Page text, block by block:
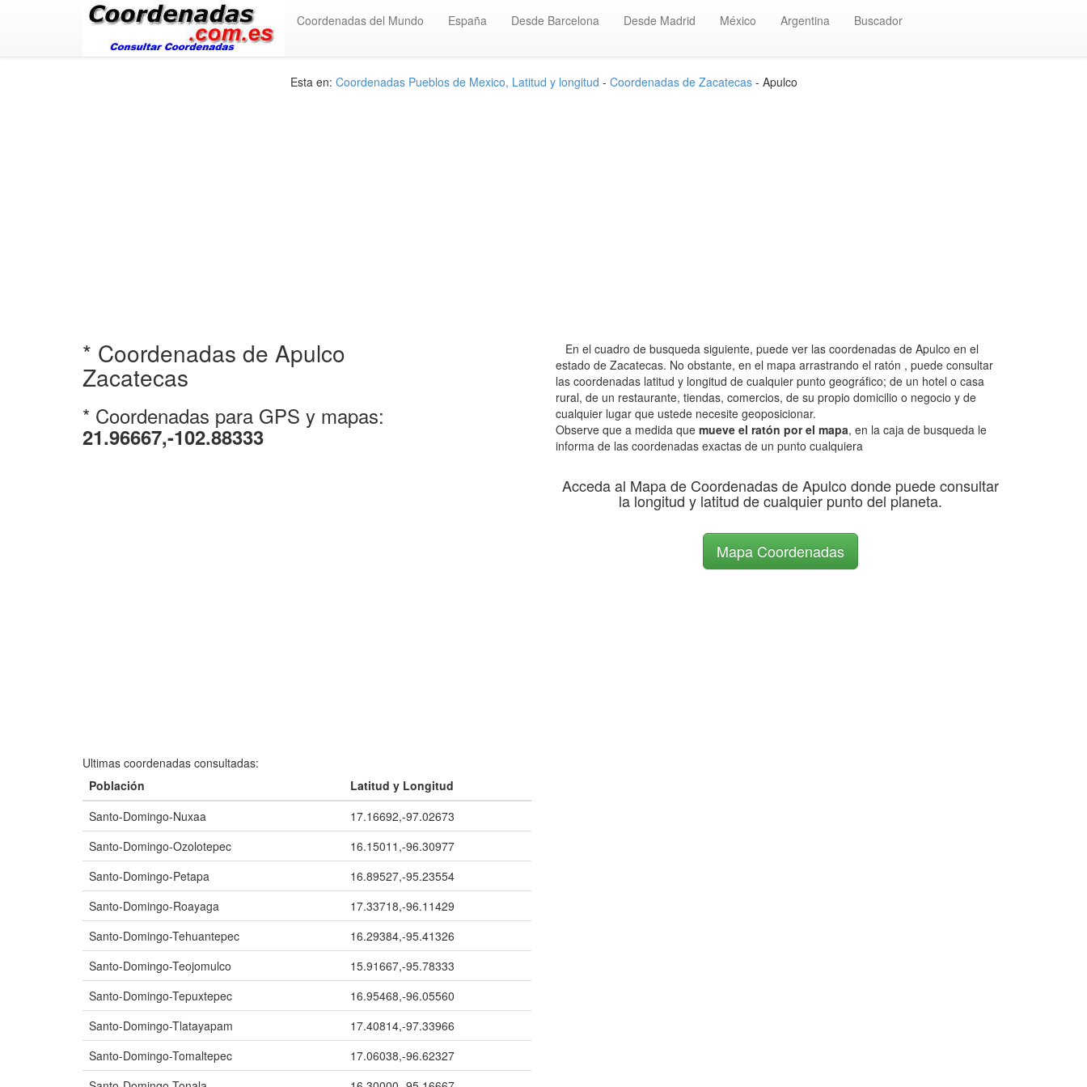
Coordenadas del Mundo España Desde Barcelona Desde Madrid México Argentina Buscador
Esta en: Coordenadas Pueblos de Mexico, Latitud y longitud - Coordenadas de Zacatecas- Apulco
* Coordenadas de Apulco
Zacatecas
* Coordenadas para GPS y mapas:
21.96667,-102.88333
Ultimas coordenadas consultadas:
Población
Latitud y Longitud
Santo-Domingo-Nuxaa
17.16692,-97.02673
Santo-Domingo-Ozolotepec
16.15011,-96.30977
Santo-Domingo-Petapa
16.89527,-95.23554
Santo-Domingo-Roayaga
17.33718,-96.11429
Santo-Domingo-Tehuantepec
16.29384,-95.41326
Santo-Domingo-Teojomulco
15.91667,-95.78333
Santo-Domingo-Tepuxtepec
16.95468,-96.05560
Santo-Domingo-Tlatayapam
17.40814,-97.33966
Santo-Domingo-Tomaltepec
17.06038,-96.62327
En el cuadro de busqueda siguiente, puede ver las coordenadas de Apulco en el
estado de Zacatecas. No obstante, en el mapa arrastrando el ratón , puede consultar
las coordenadas latitud y longitud de cualquier punto geográfico; de un hotel o casa
rural, de un restaurante, tiendas, comercios, de su propio domicilio o negocio y de
cualquier lugar que ustede necesite geoposicionar.
Observe que a medida que mueve el ratón por el mapa, en la caja de busqueda le
informa de las coordenadas exactas de un punto cualquiera
Acceda al Mapa de Coordenadas de Apulco donde puede consultar
la longitud y latitud de cualquier punto del planeta.
Mapa Coordenadas